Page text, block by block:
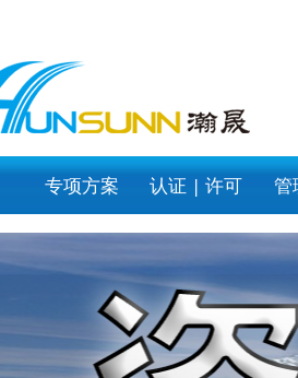
专项方案 认证 | 许可 管